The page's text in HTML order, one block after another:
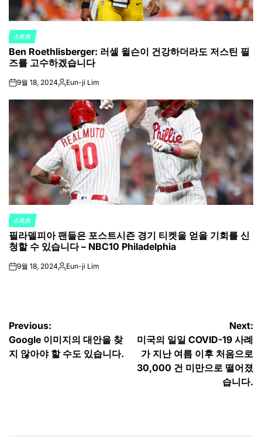
POSTED
IN
스포츠
Ben Roethlisberger: 러셀 윌슨이 건강하더라도 저스틴 필
즈를 고수하겠습니다
on9월 18, 2024Posted
Eun-ji Lim
POSTED
IN
스포츠
필라델피아 팬들은 포스트시즌 경기 티켓을 얻을 기회를 신
청할 수 있습니다 – NBC10 Philadelphia
on9월 18, 2024Posted
Eun-ji Lim
글
탐
Previous:
Google 이미지의 대안을 찾
지 않아야 할 수도 있습니다.
Next:
미국의 일일 COVID-19 사례
가 지난 여름 이후 처음으로
30,000 건 미만으로 떨어졌
습니다.